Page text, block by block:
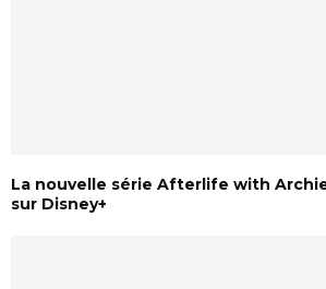
La nouvelle série Afterlife with
sur Disney+